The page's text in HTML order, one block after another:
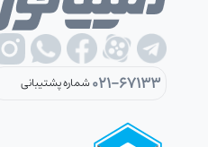
021-67133شماره پشتیبانی